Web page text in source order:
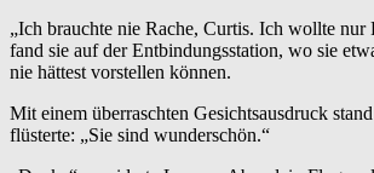
„Ich brauchte nie Rache, Curtis. Ich wollte nur
fand sie auf der Entbindungsstation, wo sie
nie hättest vorstellen können.
Mit einem überraschten Gesichtsausdruck
flüsterte: „Sie sind wunderschön.“